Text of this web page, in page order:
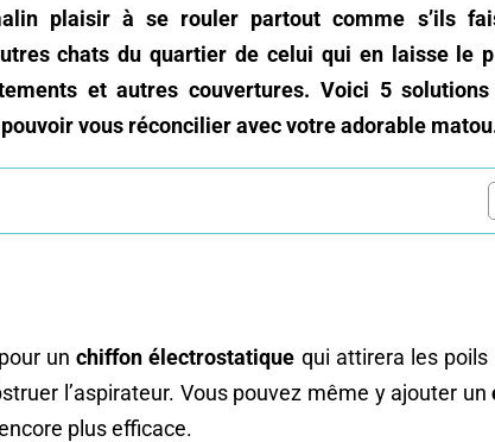
plaisir à se rouler partout comme s’ils
chats du quartier de celui qui en laisse le
et autres couvertures. Voici 5 solutions
vous réconcilier avec votre adorable
un chiffon électrostatique qui attirera les poils
l’aspirateur. Vous pouvez même y ajouter un
plus efficace.